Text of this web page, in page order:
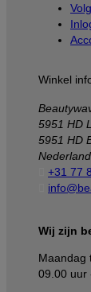
Winkel
5951 HD
5951 HD
Nederland
+31 77
Wij zijn
Maandag
09.00 uur